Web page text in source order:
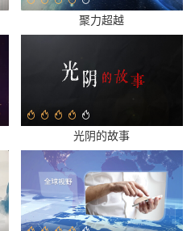
聚力超越
光阴的故事